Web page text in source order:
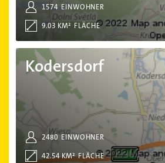
EINWOHNER
1574
FLÄCHE
9.03 KM²
Kodersdorf
EINWOHNER
2480
FLÄCHE
42.54 KM²
Kodersdorf